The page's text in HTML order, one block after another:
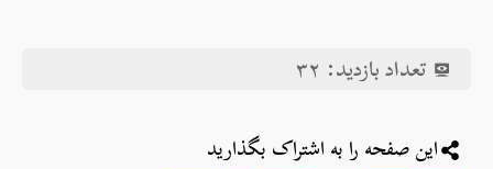
تعداد بازدید: ۳۲
این صفحه را به اشتراک بگذارید